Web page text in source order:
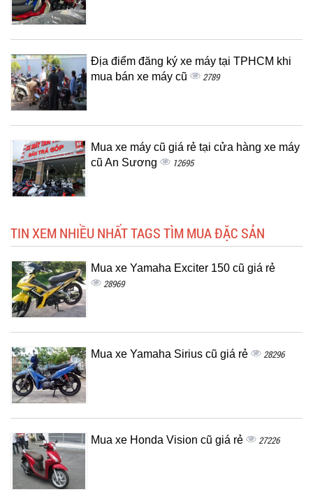
Địa điểm đăng ký xe máy tại TPHCM khi
mua bán xe máy cũ
2789
Mua xe máy cũ giá rẻ tại cửa hàng xe máy
cũ An Sương
12695
TIN XEM NHIỀU NHẤT TAGS TÌM MUA ĐẶC SẢN
Mua xe Yamaha Exciter 150 cũ giá rẻ
28969
Mua xe Yamaha Sirius cũ giá rẻ 28296
Mua xe Honda Vision cũ giá rẻ 27226